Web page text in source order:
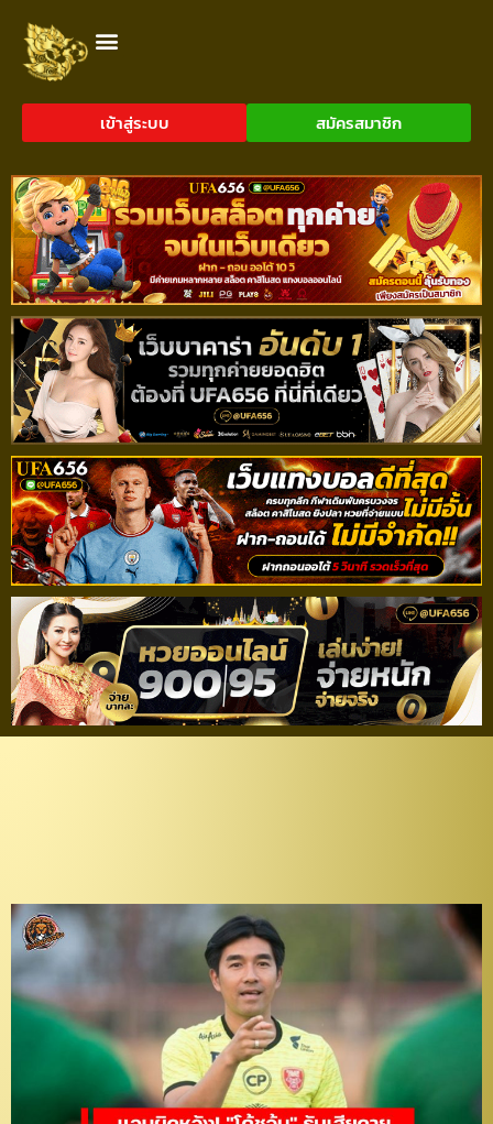
เข้าสู่ระบบ สมัครสมาชิก